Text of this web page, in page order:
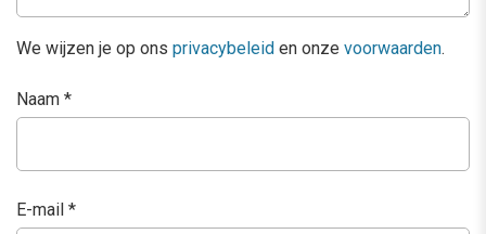
We wijzen je op ons privacybeleid en onze voorwaarden.
Naam *
E-mail *